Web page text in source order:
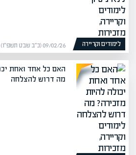
לימודים וקריירה 09/02/26 (כ״ב שבט תשפ״ו) | מערכת אפיק
האם כל אחד ואחת
מה דרוש להצלחה